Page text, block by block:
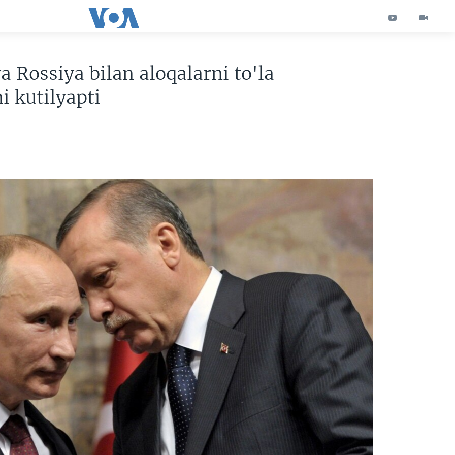
Rossiya bilan aloqalarni to'la
kutilyapti